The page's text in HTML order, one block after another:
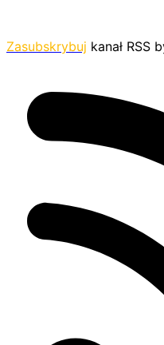
Zasubskrybuj kanał RSS